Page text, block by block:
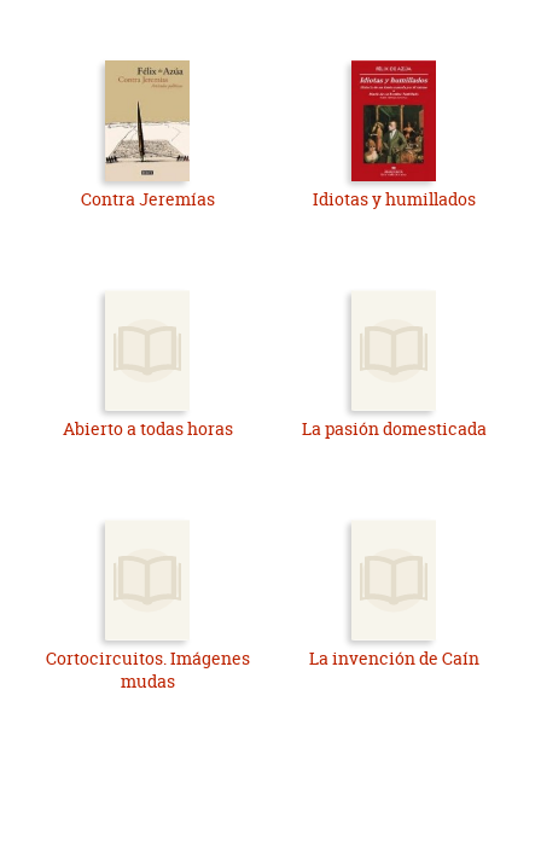
Contra Jeremías Idiotas y humillados
Abierto a todas horas La pasión domesticada
Cortocircuitos. Imágenes
mudas
La invención de Caín